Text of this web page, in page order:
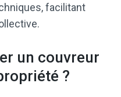
facilitant
un couvreur
?